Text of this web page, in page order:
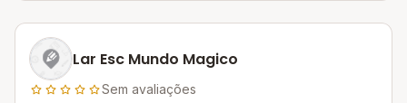
Lar Esc Mundo Magico
Sem avaliações